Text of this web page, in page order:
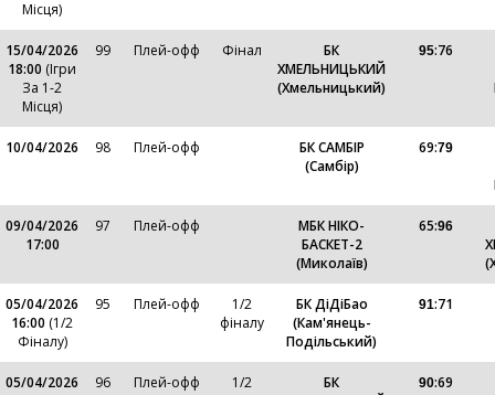
Місця)
15/04/2026
18:00 (ігри
За 1-2
Місця)
99 Плей-офф Фінал
БК
ХМЕЛЬНИЦЬКИЙ
(Хмельницький)
95:76
10/04/2026 98 Плей-офф
БК САМБІР
(Самбір)
69:79
09/04/2026
17:00
97 Плей-офф
МБК НІКО-
БАСКЕТ-2
(Миколаїв)
65:96
05/04/2026
16:00 (1/2
Фіналу)
95 Плей-офф
1/2
фіналу
БК ДіДіБао
(Кам'янець-
Подільський)
91:71
05/04/2026
96 Плей-офф
1/2
БК
90:69